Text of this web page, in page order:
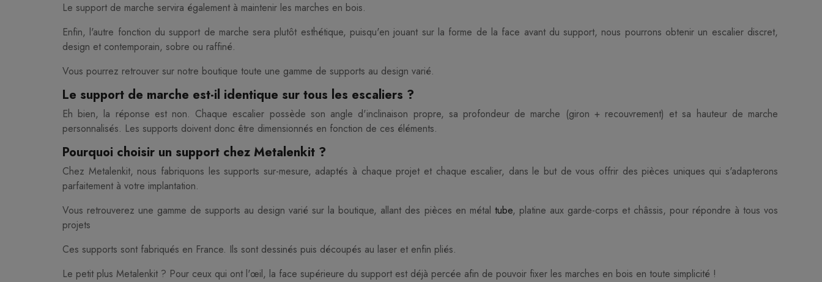
Le support de marche servira également à maintenir les marches en bois.
Enfin, l'autre fonction du support de marche sera plutôt esthétique, puisqu'en jouant sur la forme de la face avant du support, nous pourrons obtenir un escalier discret,
design et contemporain, sobre ou raffiné.
Vous pourrez retrouver sur notre boutique toute une gamme de supports au design varié.
Le support de marche est-il identique sur tous les escaliers ?
Eh bien, la réponse est non. Chaque escalier possède son angle d'inclinaison propre, sa profondeur de marche (giron + recouvrement) et sa hauteur de marche
personnalisés. Les supports doivent donc être dimensionnés en fonction de ces éléments.
Pourquoi choisir un support chez Metalenkit ?
Chez Metalenkit, nous fabriquons les supports sur-mesure, adaptés à chaque projet et chaque escalier, dans le but de vous offrir des pièces uniques qui s'adapterons
parfaitement à votre implantation.
Vous retrouverez une gamme de supports au design varié sur la boutique, allant des pièces en métal tube, platine aux garde-corps et châssis, pour répondre à tous vos
projets
Ces supports sont fabriqués en France. Ils sont dessinés puis découpés au laser et enfin pliés.
Le petit plus Metalenkit ? Pour ceux qui ont l'œil, la face supérieure du support est déjà percée afin de pouvoir fixer les marches en bois en toute simplicité !